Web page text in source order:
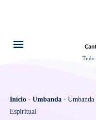
Tudo
Início - Umbanda - Umbanda
Espiritual